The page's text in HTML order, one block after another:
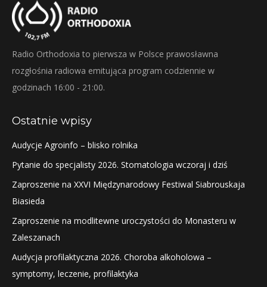
Radio Orthodoxia to pierwsza w Polsce prawosławna
rozgłośnia radiowa emitująca program codziennie w
godzinach 16:00 - 21:00.
Ostatnie wpisy
Audycje Agroinfo – blisko rolnika
Pytanie do specjalisty 2026. Stomatologia wczoraj i dziś
Zaproszenie na XXVI Międzynarodowy Festiwal Siabrouskaja
Biasieda
Zaproszenie na modlitewne uroczystości do Monasteru w
Zaleszanach
Audycja profilaktyczna 2026. Choroba alkoholowa –
symptomy, leczenie, profilaktyka